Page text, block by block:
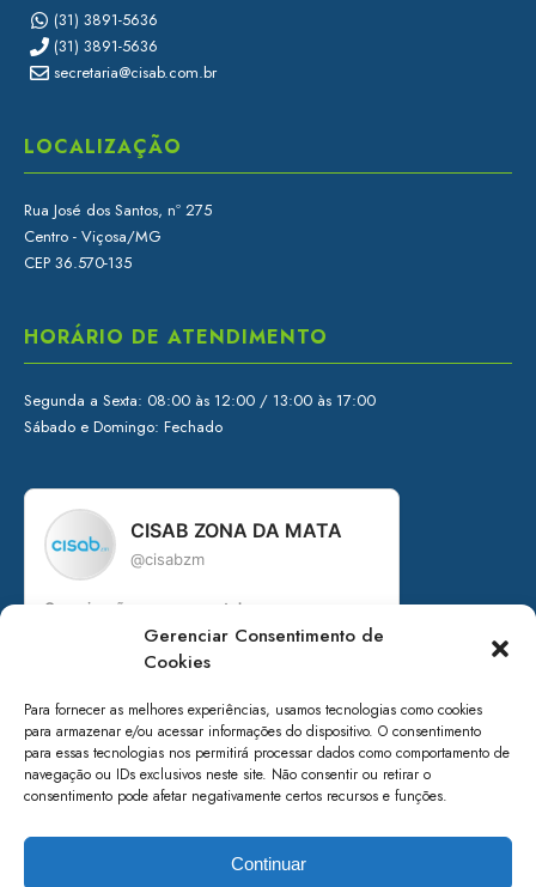
Gerenciar Consentimento de
Cookies
Para fornecer as melhores experiências, usamos tecnologias como cookies
para armazenar e/ou acessar informações do dispositivo. O consentimento
para essas tecnologias nos permitirá processar dados como comportamento de
navegação ou IDs exclusivos neste site. Não consentir ou retirar o
consentimento pode afetar negativamente certos recursos e funções.
Continuar
(31) 3891-5636
(31) 3891-5636
secretaria@cisab.com.br
LOCALIZAÇÃO
Rua José dos Santos, nº 275
Centro - Viçosa/MG
CEP 36.570-135
HORÁRIO DE ATENDIMENTO
Segunda a Sexta: 08:00 às 12:00 / 13:00 às 17:00
Sábado e Domingo: Fechado
CISAB ZONA DA MATA
@cisabzm
Organização governamental
Consórcio Intermunicipal de Saneamento
Básico da Zona da Mata de Minas Gerais
Acesse nossos canais:
linktr.ee/cisabzm5636